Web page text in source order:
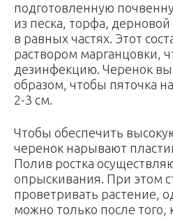
подготовленную
из песка, торфа,
в равных частях. Этот
раствором марганцовки,
дезинфекцию. Черенок
образом, чтобы пяточка
2-3 см.
Чтобы обеспечить
черенок нарывают
Полив ростка
опрыскивания. При этом
проветривать растение,
можно только после того,